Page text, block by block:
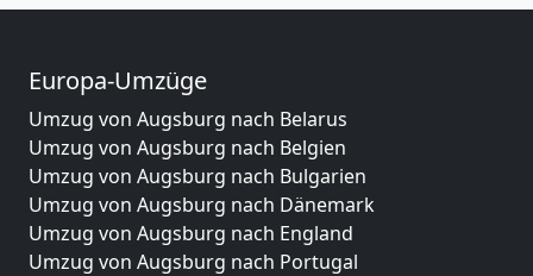
Europa-Umzüge
Umzug von Augsburg nach Belarus
Umzug von Augsburg nach Belgien
Umzug von Augsburg nach Bulgarien
Umzug von Augsburg nach Dänemark
Umzug von Augsburg nach England
Umzug von Augsburg nach Portugal